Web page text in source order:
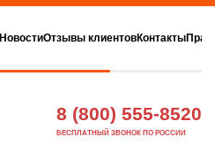
НовостиОтзывы клиентовКонтакты
8 (800) 555-8520
БЕСПЛАТНЫЙ ЗВОНОК ПО РОССИИ